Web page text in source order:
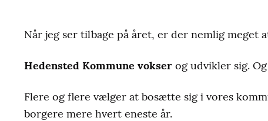
Når jeg ser tilbage på året, er der nemlig meget
Hedensted Kommune vokser og udvikler sig.
Flere og flere vælger at bosætte sig i vores
borgere mere hvert eneste år.